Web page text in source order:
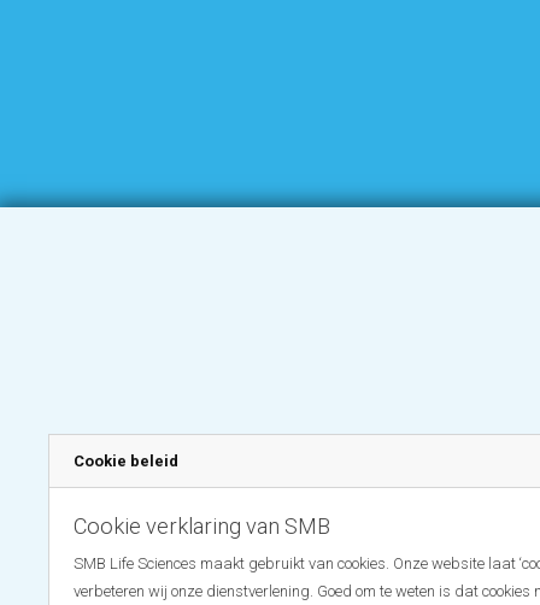
Cookie beleid
Cookie verklaring van SMB
SMB Life Sciences maakt gebruikt van cookies. Onze website laat
verbeteren wij onze dienstverlening. Goed om te weten is dat